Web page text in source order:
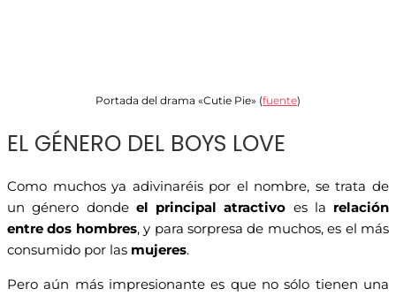
Portada del drama «Cutie Pie» (fuente)
EL GÉNERO DEL BOYS LOVE
Como muchos ya adivinaréis por el nombre, se trata de
un género donde el principal atractivo es la relación
entre dos hombres, y para sorpresa de muchos, es el más
consumido por las mujeres.
Pero aún más impresionante es que no sólo tienen una